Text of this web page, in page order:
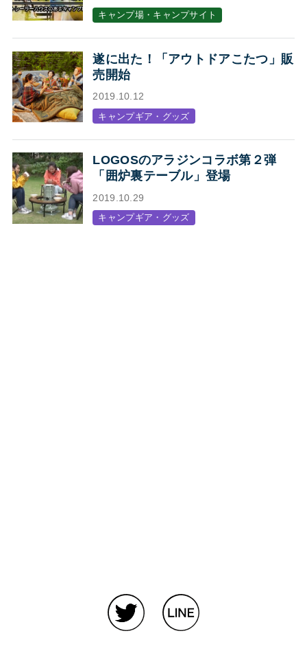
選
キャンプ場・キャンプサイト
遂に出た！「アウトドアこたつ」販
売開始
2019.10.12
キャンプギア・グッズ
LOGOSのアラジンコラボ第２弾
「囲炉裏テーブル」登場
2019.10.29
キャンプギア・グッズ